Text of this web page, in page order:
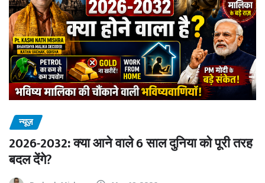
न्यूज़
2026-2032: क्या आने वाले 6 साल दुनिया को पूरी तरह
बदल देंगे?